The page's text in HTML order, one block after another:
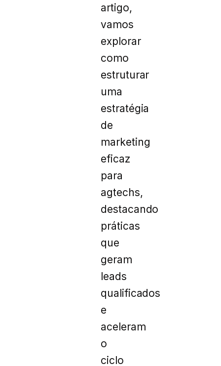
artigo,
vamos
explorar
como
estruturar
uma
estratégia
de
marketing
eficaz
para
agtechs,
destacando
práticas
que
geram
leads
qualificados
e
aceleram
o
ciclo